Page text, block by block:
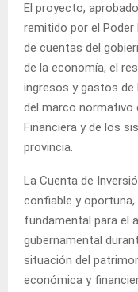
El proyecto,
remitido por el Poder
de cuentas del
de la economía, el
ingresos y gastos de
del marco normativo
Financiera y de los
provincia.
La Cuenta de
confiable y
fundamental para el
gubernamental
situación del
económica y